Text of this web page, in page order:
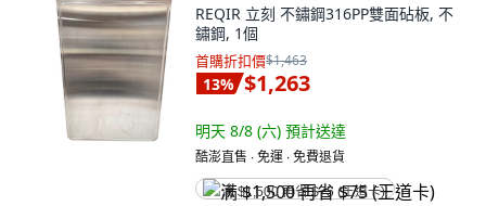
REQIR 立刻 不鏽鋼316PP雙面砧板, 不
鏽鋼, 1個
首購折扣價$1,463
13% $1,263
明天 8/8 (六) 預計送達
酷澎直售 ∙ 免運 ∙ 免費退貨
满 $1,500 再省 $75 (王道卡)